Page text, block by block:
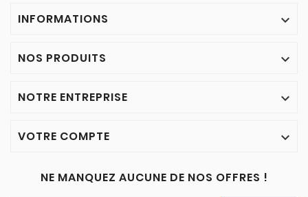
INFORMATIONS 
NOS PRODUITS 
NOTRE ENTREPRISE 
VOTRE COMPTE 
NE MANQUEZ AUCUNE DE NOS OFFRES !